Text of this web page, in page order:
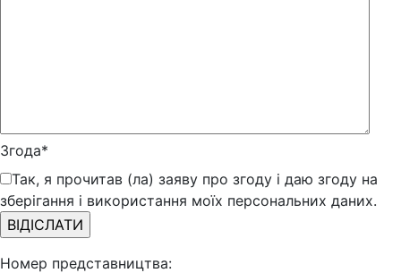
Згода*
Так, я прочитав (ла) заяву про згоду і даю згоду на
зберігання і використання моїх персональних даних.
Номер представництва: